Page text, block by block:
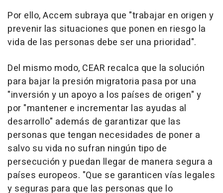
Por ello, Accem subraya que "trabajar en origen y
prevenir las situaciones que ponen en riesgo la
vida de las personas debe ser una prioridad".
Del mismo modo, CEAR recalca que la solución
para bajar la presión migratoria pasa por una
"inversión y un apoyo a los países de origen" y
por "mantener e incrementar las ayudas al
desarrollo" además de garantizar que las
personas que tengan necesidades de poner a
salvo su vida no sufran ningún tipo de
persecución y puedan llegar de manera segura a
países europeos. "Que se garanticen vías legales
y seguras para que las personas que lo